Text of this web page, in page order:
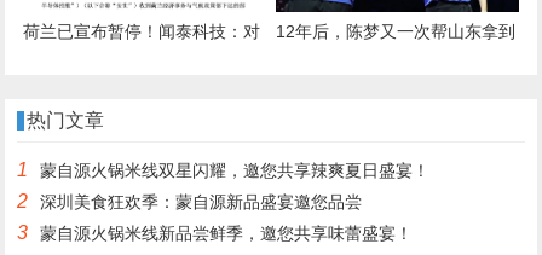
荷兰已宣布暂停！闻泰科技：对
什么情况？
12年后，陈梦又一次帮山东拿到
热门文章
1 蒙自源火锅米线双星闪耀，邀您共享辣爽夏日盛宴！
2 深圳美食狂欢季：蒙自源新品盛宴邀您品尝
3
蒙自源火锅米线新品尝鲜季，邀您共享味蕾盛宴！